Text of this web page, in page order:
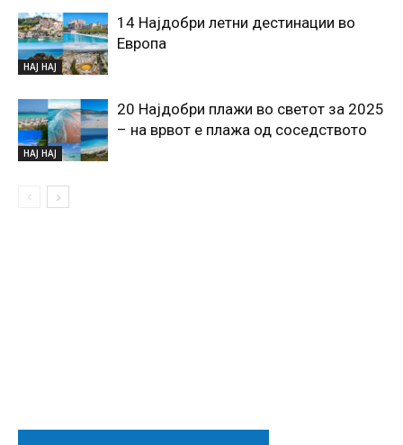
НАЈ НАЈ
14 Најдобри летни дестинации во
Европа
НАЈ НАЈ
20 Најдобри плажи во светот за 2025
– на врвот е плажа од соседството